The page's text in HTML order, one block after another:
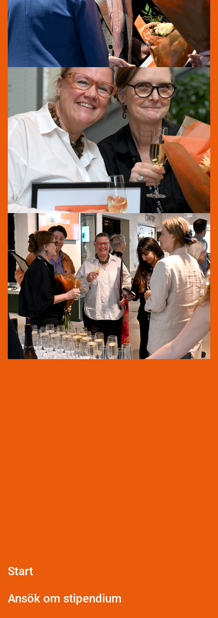
Start
Ansök om stipendium